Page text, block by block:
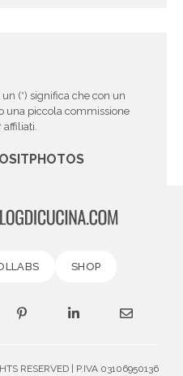
(*) significa che con un
una piccola commissione
SHOP
RESERVED | P.IVA 03106950136